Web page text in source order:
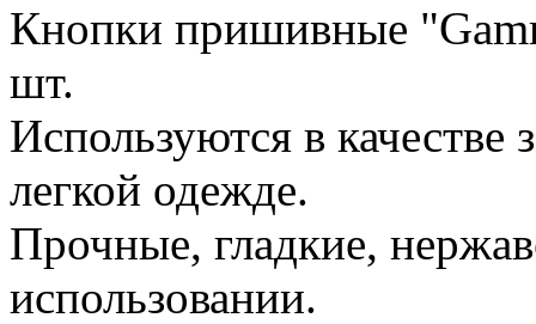
Кнопки пришивные
шт.
Используются в качестве
легкой одежде.
Прочные, гладкие,
использовании.